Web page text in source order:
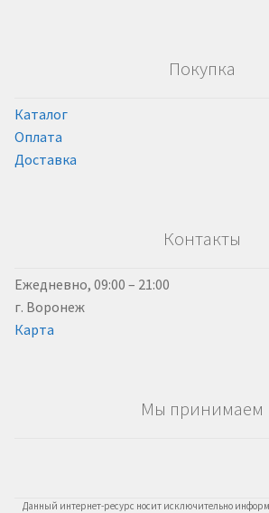
Покупка
Каталог
Оплата
Доставка
Контакты
Ежедневно, 09:00 – 21:00
г. Воронеж
Карта
Мы принимаем
Данный интернет-ресурс носит исключительно